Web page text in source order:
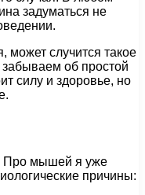
задуматься не
может случится такое
об простой
силу и здоровье, но
Про мышей я уже
причины: